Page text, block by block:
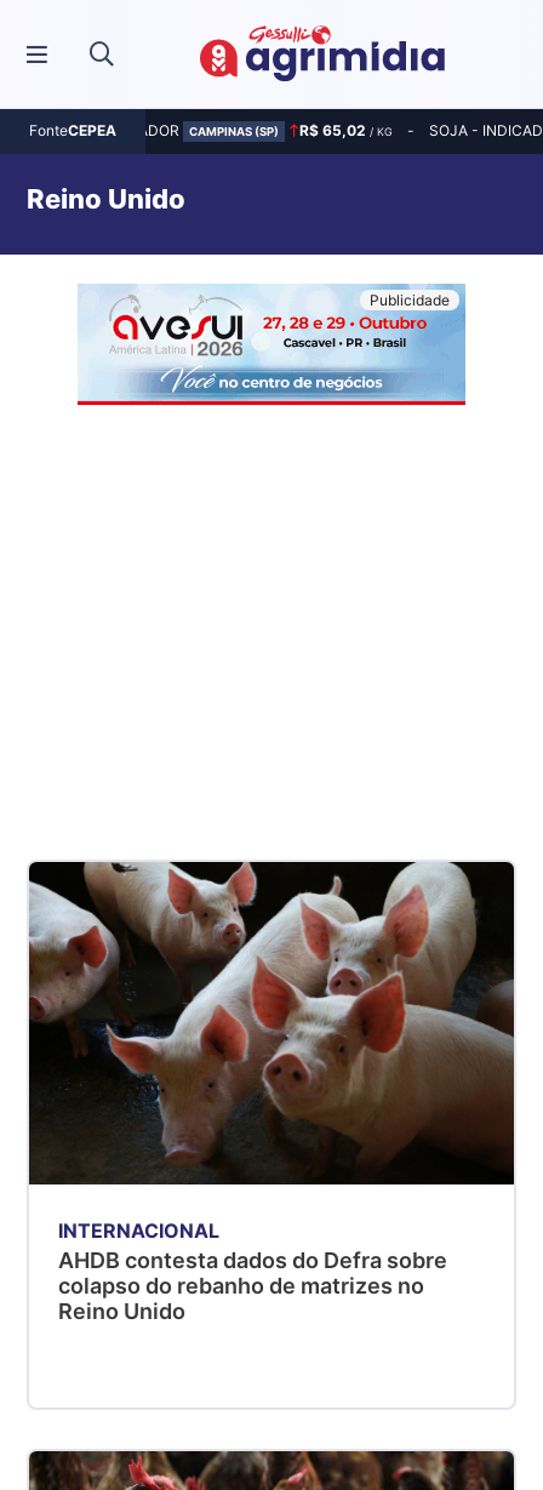
FonteCEPEA
MILHO - INDICADOR CAMPINAS (SP) R$ 65,02 / KG SOJA -
Reino Unido
INTERNACIONAL
AHDB contesta dados do Defra sobre
colapso do rebanho de matrizes no
Reino Unido